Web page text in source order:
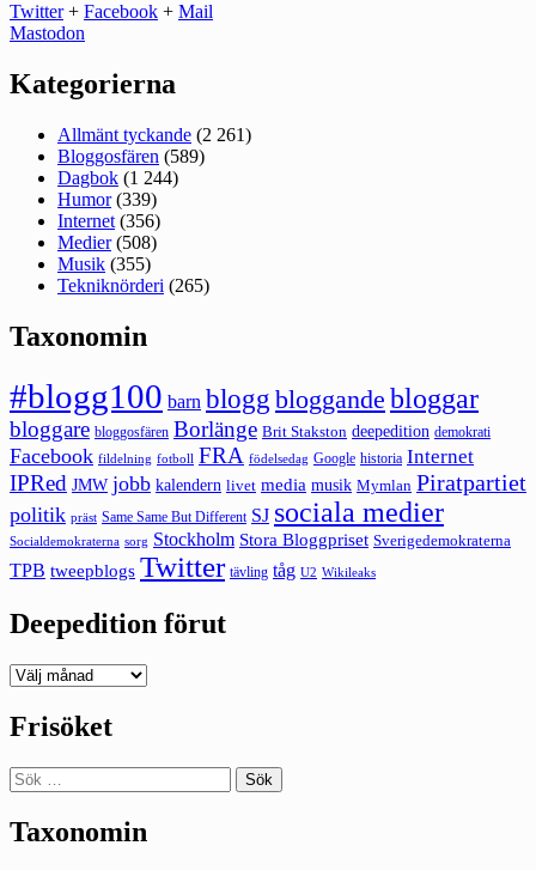
Twitter+ Facebook + Mail
Mastodon
Kategorierna
Allmänt tyckande (2 261)
Bloggosfären (589)
Dagbok (1 244)
Humor(339)
Internet (356)
Medier(508)
Musik (355)
Tekniknörderi (265)
Taxonomin
#blogg100 barn blogg bloggande bloggar
bloggare bloggosfären Borlänge Brit Stakston deepedition demokrati
Facebook fildelning fotboll FRA födelsedag Google historia Internet
IPRed JMW jobb kalendern livet media musik Mymlan Piratpartiet
politik präst Same Same But Different SJ sociala medier
Socialdemokraterna sorg Stockholm Stora Bloggpriset Sverigedemokraterna
TPB tweepblogs Twitter tävling tåg U2 Wikileaks
Deepedition förut
Deepedition
Frisöket
Sök
efter:
Taxonomin